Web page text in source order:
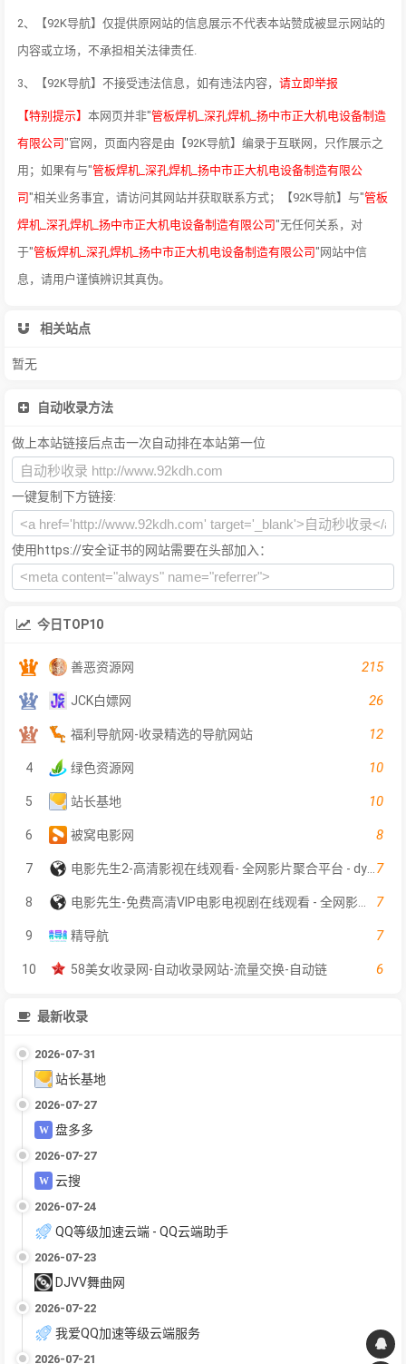
2、【92K导航】仅提供原网站的信息展示不代表本站赞成被显示网站的
内容或立场，不承担相关法律责任.
3、【92K导航】不接受违法信息，如有违法内容， 请立即举报
【特别提示】 本网页并非"管板焊机_深孔焊机_扬中市正大机电设备制造
有限公司"官网，页面内容是由【92K导航】编录于互联网，只作展示之
用；如果有与"管板焊机_深孔焊机_扬中市正大机电设备制造有限公
司"相关业务事宜，请访问其网站并获取联系方式；【92K导航】与"管板
焊机_深孔焊机_扬中市正大机电设备制造有限公司"无任何关系，对
于"管板焊机_深孔焊机_扬中市正大机电设备制造有限公司"网站中信
息，请用户谨慎辨识其真伪。
相关站点
暂无
自动收录方法
做上本站链接后点击一次自动排在本站第一位
一键复制下方链接:
使用https://安全证书的网站需要在头部加入：
今日TOP10
善恶资源网 215
JCK白嫖网 26
福利导航网-收录精选的导航网站 12
4 绿色资源网 10
5 站长基地 10
6 被窝电影网 8
7 7
8 7
9 精导航 7
10 58美女收录网-自动收录网站-流量交换-自动链 6
最新收录
2026-07-31
站长基地
2026-07-27
盘多多
2026-07-27
云搜
2026-07-24
QQ等级加速云端 - QQ云端助手
2026-07-23
DJVV舞曲网
2026-07-22
我爱QQ加速等级云端服务
2026-07-21